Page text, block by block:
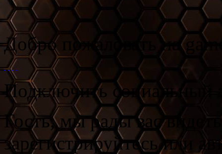
Добро пожаловать на
Подключить социальный
Гость, мы рады вас
зарегистрируйтесь или